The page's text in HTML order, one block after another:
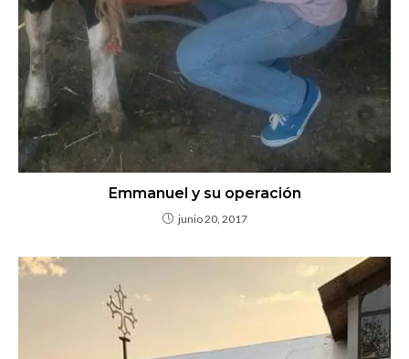
Emmanuel y su operación
junio 20, 2017